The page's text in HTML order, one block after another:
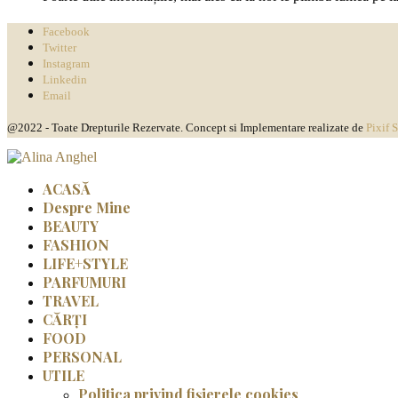
Facebook
Twitter
Instagram
Linkedin
Email
@2022 - Toate Drepturile Rezervate. Concept si Implementare realizate de Pixif
ACASĂ
Despre Mine
BEAUTY
FASHION
LIFE+STYLE
PARFUMURI
TRAVEL
CĂRȚI
FOOD
PERSONAL
UTILE
Politica privind fișierele cookies